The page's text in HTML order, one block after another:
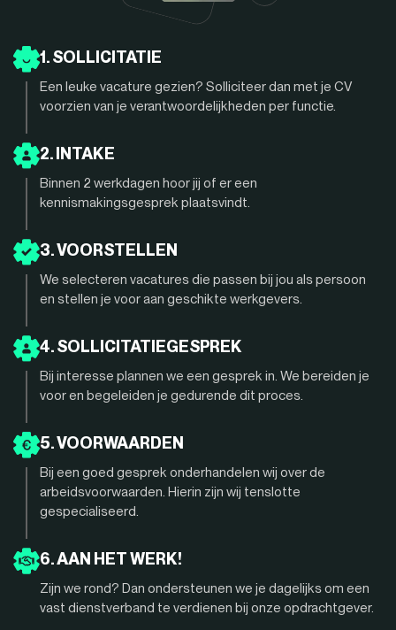
1. SOLLICITATIE
Een leuke vacature gezien? Solliciteer dan met je CV
voorzien van je verantwoordelijkheden per functie.
2. INTAKE
Binnen 2 werkdagen hoor jij of er een
kennismakingsgesprek plaatsvindt.
3. VOORSTELLEN
We selecteren vacatures die passen bij jou als persoon
en stellen je voor aan geschikte werkgevers.
4. SOLLICITATIEGESPREK
Bij interesse plannen we een gesprek in. We bereiden je
voor en begeleiden je gedurende dit proces.
5. VOORWAARDEN
Bij een goed gesprek onderhandelen wij over de
arbeidsvoorwaarden. Hierin zijn wij tenslotte
gespecialiseerd.
6. AAN HET WERK!
Zijn we rond? Dan ondersteunen we je dagelijks om een
vast dienstverband te verdienen bij onze opdrachtgever.